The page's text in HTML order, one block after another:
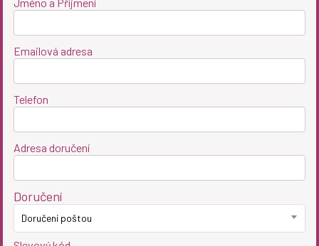
Jméno a Příjmení
Emailová adresa
Telefon
Adresa doručení
Doručení
Doručení poštou